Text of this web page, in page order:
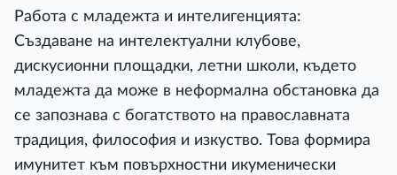
Работа с младежта и интелигенцията:
Създаване на интелектуални клубове,
дискусионни площадки, летни школи, където
младежта да може в неформална обстановка да
се запознава с богатството на православната
традиция, философия и изкуство. Това формира
имунитет към повърхностни икуменически